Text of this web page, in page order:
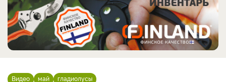
Видео май гладиолусы